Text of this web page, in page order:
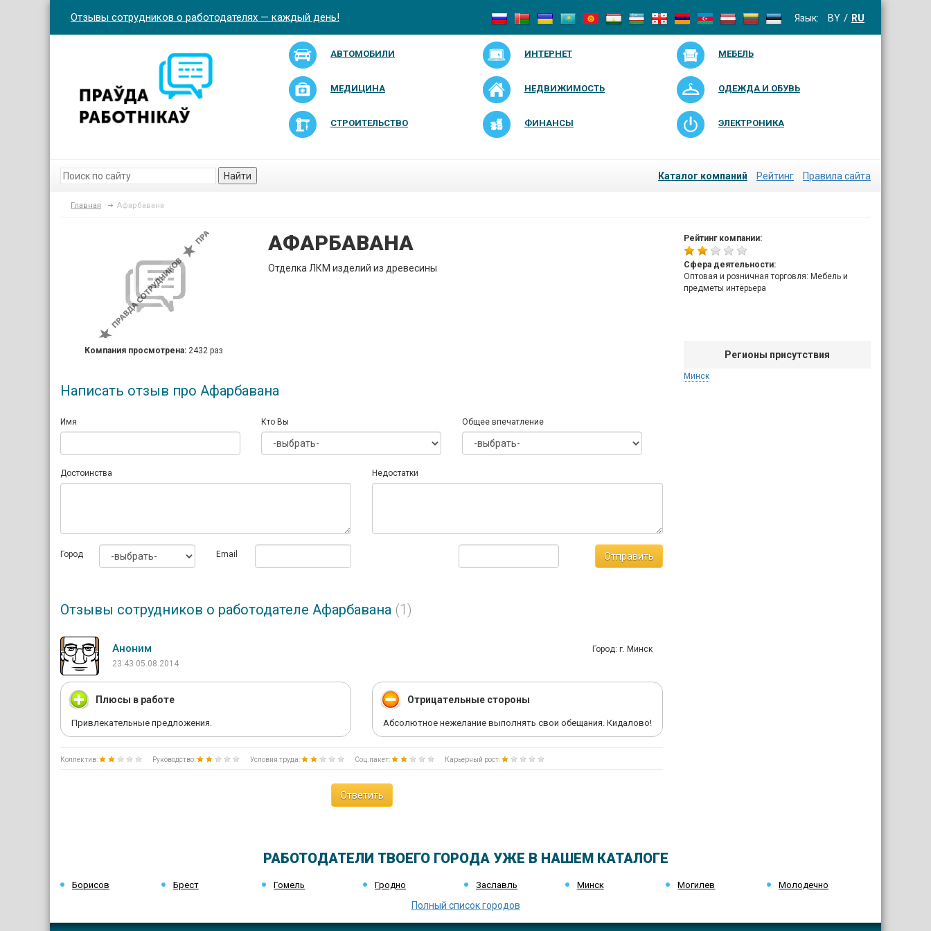
Отзывы сотрудников о работодателях — каждый день! Язык: BY RU
АВТОМОБИЛИ ИНТЕРНЕТ МЕБЕЛЬ
МЕДИЦИНА НЕДВИЖИМОСТЬ ОДЕЖДА И ОБУВЬ
СТРОИТЕЛЬСТВО ФИНАНСЫ ЭЛЕКТРОНИКА
Найти Каталог компаний Рейтинг Правила сайта
Главная Афарбавана
Рейтинг компании:
Сфера деятельности:
Оптовая и розничная торговля: Мебель и
предметы интерьера
Регионы присутствия
Минск
Компания просмотрена: 2432 раз
АФАРБАВАНА
Отделка ЛКМ изделий из древесины
Написать отзыв про Афарбавана
Имя Кто Вы Общее впечатление
Достоинства Недостатки
Город Email Отправить
Отзывы сотрудников о работодателе Афарбавана (1)
Аноним
Город: г. Минск
23:43 05.08.2014
Плюсы в работе
Привлекательные предложения.
Отрицательные стороны
Абсолютное нежелание выполнять свои обещания. Кидалово!
Коллектив: Руководство: Условия труда: Соц.пакет: Карьерный рост:
Ответить
РАБОТОДАТЕЛИ ТВОЕГО ГОРОДА УЖЕ В НАШЕМ КАТАЛОГЕ
Борисов Брест Гомель Гродно Заславль Минск Могилев Молодечно
Полный список городов